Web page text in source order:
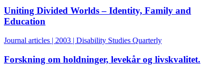
Uniting Divided Worlds – Identity, Family and
Education
Journal articles | 2003 | Disability Studies Quarterly
Forskning om holdninger, levekår og livskvalitet.